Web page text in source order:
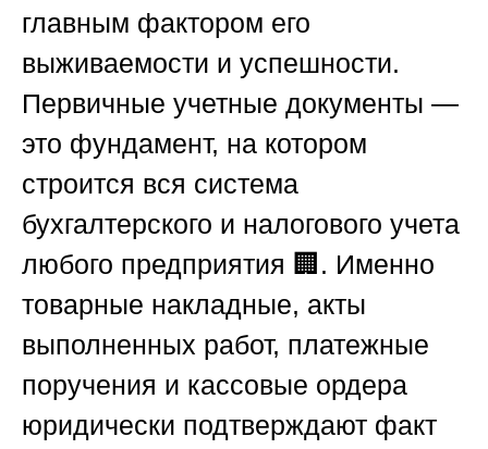
главным фактором его
выживаемости и успешности.
Первичные учетные документы —
это фундамент, на котором
строится вся система
бухгалтерского и налогового учета
любого предприятия 🏢. Именно
товарные накладные, акты
выполненных работ, платежные
поручения и кассовые ордера
юридически подтверждают факт